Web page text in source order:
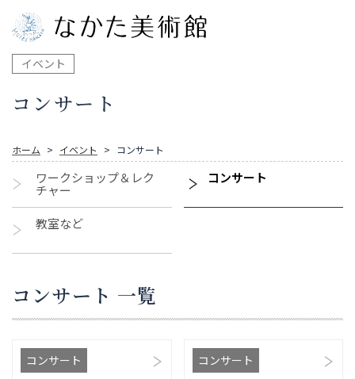
イベント
コンサート
ホーム イベント コンサート
ワークショップ＆レク
チャー
コンサート
教室など
コンサート 一覧
コンサート
コンサート